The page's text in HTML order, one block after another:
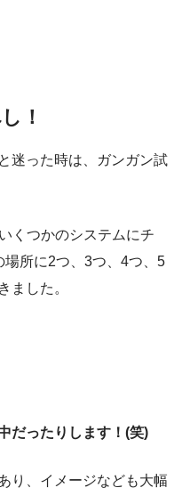
！
迷った時は、ガンガン試
くつかのシステムにチ
場所に2つ、3つ、4つ、5
ました。
だったりします！(笑)
り、イメージなども大幅